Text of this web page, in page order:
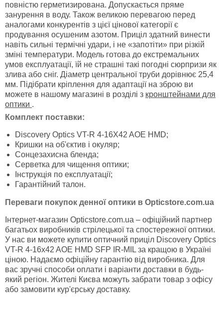
повністю герметизирована. Допускається пряме
занурення в воду. Також великою перевагою перед
аналогами конкурентів з цієї цінової категорії є
продування осушеним азотом. Приціл здатний винести
навіть сильні термічні удари, і не «запотіти» при різкій
зміні температури. Модель готова до екстремальних
умов експлуатації, їй не страшні такі погодні сюрпризи як
злива або сніг. Діаметр центральної труби дорівнює 25,4
мм. Підібрати кріплення для адаптації на зброю ви
можете в нашому магазині в розділі з кронштейнами для
оптики .
Комплект поставки:
Discovery Optics VT-R 4-16X42 AOE HMD;
Кришки на об'єктив і окуляр;
Сонцезахисна бленда;
Серветка для чищення оптики;
Інструкція по експлуатації;
Гарантійний талон.
Переваги покупок денної оптики в Opticstore.com.ua
Інтернет-магазин Opticstore.com.ua – офіційний партнер
багатьох виробників стрілецької та спостережної оптики.
У нас ви можете купити оптичний приціл Discovery Optics
VT-R 4-16x42 AOE HMD SFP IR-MIL за кращою в Україні
ціною. Надаємо офіційну гарантію від виробника. Для
вас зручні способи оплати і варіанти доставки в будь-
який регіон. Жителі Києва можуть забрати товар з офісу
або замовити кур'єрську доставку.